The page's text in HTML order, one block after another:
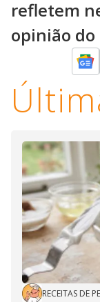
refletem
opinião do
RECEITAS DE